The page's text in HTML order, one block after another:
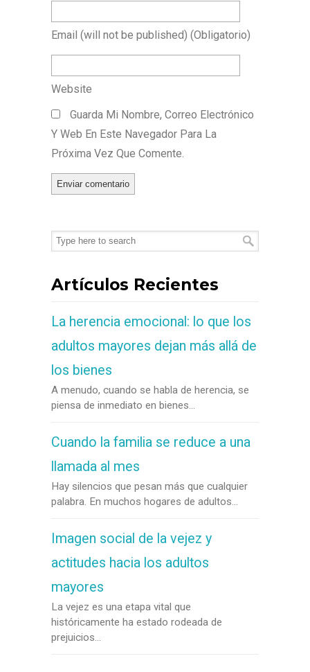
Email (will not be published) (obligatorio)
Website
Guarda Mi Nombre, Correo Electrónico
Y Web En Este Navegador Para La
Próxima Vez Que Comente.
Artículos Recientes
La herencia emocional: lo que los
adultos mayores dejan más allá de
los bienes
A menudo, cuando se habla de herencia, se
piensa de inmediato en bienes...
Cuando la familia se reduce a una
llamada al mes
Hay silencios que pesan más que cualquier
palabra. En muchos hogares de adultos...
Imagen social de la vejez y
actitudes hacia los adultos
mayores
La vejez es una etapa vital que
históricamente ha estado rodeada de
prejuicios...